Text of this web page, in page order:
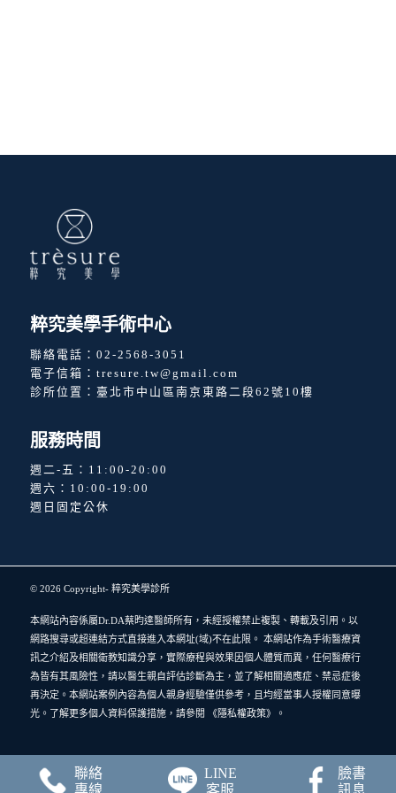
粹究美學手術中心
聯絡電話： 02-2568-3051
電子信箱： tresure.tw@gmail.com
診所位置： 臺北市中山區南京東路二段62號10樓
服務時間
週二-五：11:00-20:00
週六：10:00-19:00
週日固定公休
© 2026 Copyright- 粹究美學診所
本網站內容係屬Dr.DA蔡昀達醫師所有，未經授權禁止複製、轉載及引用。以
網路搜尋或超連結方式直接進入本網址(域)不在此限。 本網站作為手術醫療資
訊之介紹及相關衛教知識分享，實際療程與效果因個人體質而異，任何醫療行
為皆有其風險性，請以醫生親自評估診斷為主，並了解相關適應症、禁忌症後
再決定。本網站案例內容為個人親身經驗僅供參考，且均經當事人授權同意曝
光。了解更多個人資料保護措施，請參閱
《隱私權政策》 。
聯絡
專線
LINE
客服
臉書
訊息